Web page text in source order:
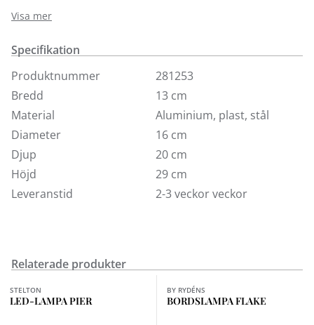
funktionalitet. Lampan är enkel att styra med
touchfunktion på lampstången.
Dimbar
Glödlampa ingår
IP20
Visa mer
Specifikation
Produktnummer
281253
Bredd
13 cm
Material
Aluminium, plast, stål
Diameter
16 cm
Djup
20 cm
Höjd
29 cm
Leveranstid
2-3 veckor veckor
Relaterade produkter
STELTON
LED-LAMPA PIER
BY RYDÉNS
BORDSLAMPA FLAKE